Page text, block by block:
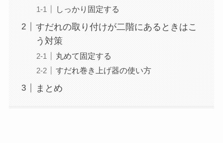
しっかり固定する
すだれの取り付けが二階にあるときはこ
う対策
丸めて固定する
すだれ巻き上げ器の使い方
まとめ